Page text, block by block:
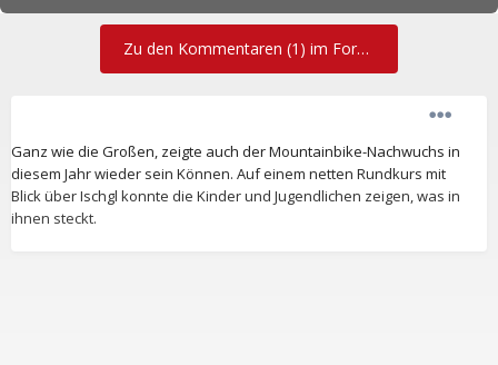
Zu den Kommentaren (1) im Forum
Ganz wie die Großen, zeigte auch der Mountainbike-Nachwuchs in
diesem Jahr wieder sein Können. Auf einem netten Rundkurs mit
Blick über Ischgl konnte die Kinder und Jugendlichen zeigen, was in
ihnen steckt.